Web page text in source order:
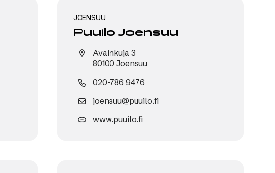
JOENSUU
Puuilo Joensuu
Avainkuja 3
80100 Joensuu
020-786 9476
joensuu@puuilo.fi
www.puuilo.fi